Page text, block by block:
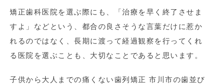
矯正歯科医院を選ぶ際にも、「治療を早く終了させま
すよ」などという、都合の良さそうな言葉だけに惹か
れるのではなく、長期に渡って経過観察を行ってくれ
る医院を選ぶことも、大切なことであると思います。
子供から大人までの痛くない歯列矯正 市川市の歯並び